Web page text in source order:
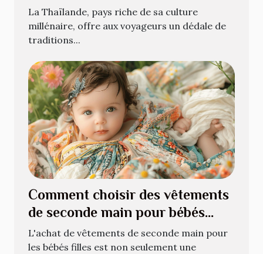
Thaïlande
La Thaïlande, pays riche de sa culture
millénaire, offre aux voyageurs un dédale de
traditions...
Comment choisir des vêtements
de seconde main pour bébés
filles
L'achat de vêtements de seconde main pour
les bébés filles est non seulement une